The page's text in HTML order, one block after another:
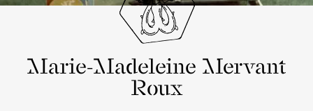
Marie-Madeleine Mervant
Roux